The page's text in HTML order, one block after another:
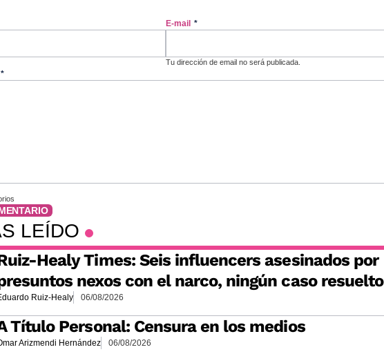
E-mail *
Tu dirección de email no será publicada.
*
LEÍDO
Healy Times: Seis influencers asesinados por
nexos con el narco, ningún caso resuelto
Ruiz-Healy 06/08/2026
Título Personal: Censura en los medios
Arizmendi Hernández 06/08/2026